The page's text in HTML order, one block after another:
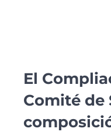
El
Comité de